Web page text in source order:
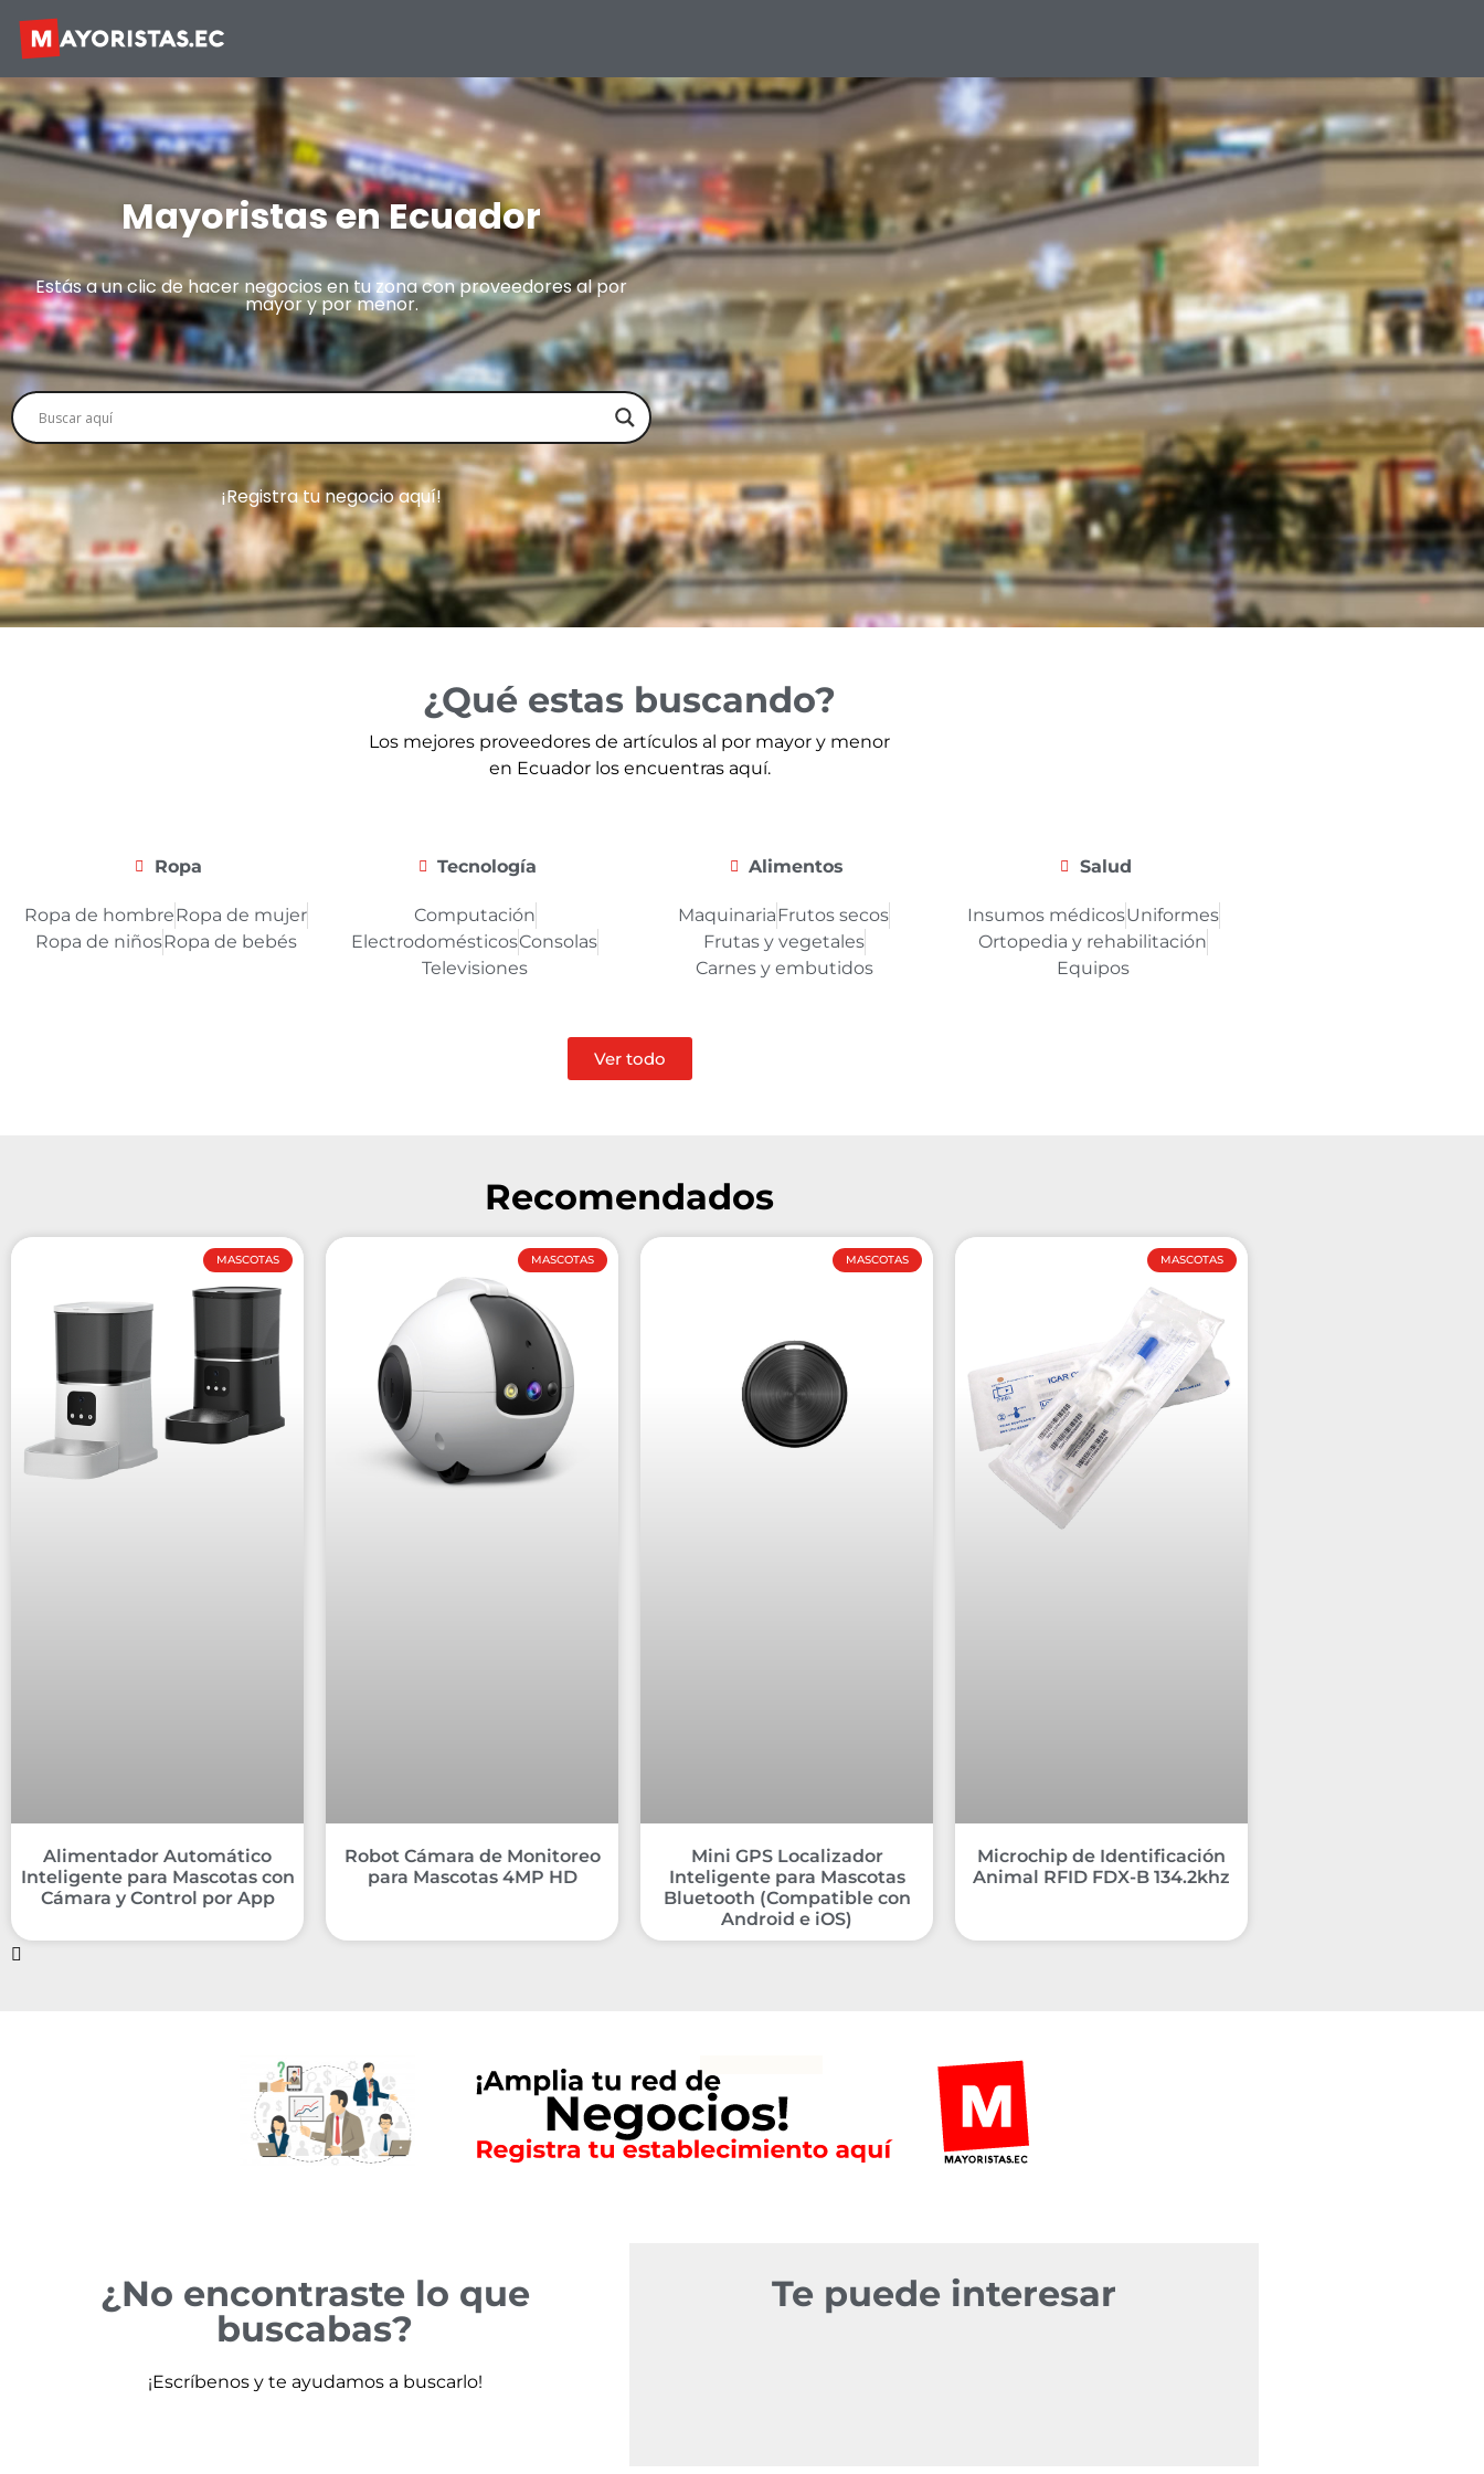
Mayoristas en Ecuador
Estás a un clic de hacer negocios en tu zona con proveedores al por
mayor y por menor.
¡Registra tu negocio aquí!
¿Qué estas buscando?
Los mejores proveedores de artículos al por mayor y menor
en Ecuador los encuentras aquí.
Ropa
Ropa de hombreRopa de mujer
Ropa de niñosRopa de bebés
Tecnología
Computación
ElectrodomésticosConsolas
Televisiones
Alimentos
MaquinariaFrutos secos
Frutas y vegetales
Carnes y embutidos
Salud
Insumos médicosUniformes
Ortopedia y rehabilitación
Equipos
Ver todo
Recomendados
MASCOTAS
Alimentador Automático
Inteligente para Mascotas con
Cámara y Control por App
MASCOTAS
Robot Cámara de Monitoreo
para Mascotas 4MP HD
MASCOTAS
Mini GPS Localizador
Inteligente para Mascotas
Bluetooth (Compatible con
Android e iOS)
MASCOTAS
Microchip de Identificación
Animal RFID FDX-B 134.2khz
¿No encontraste lo que
buscabas?
¡Escríbenos y te ayudamos a buscarlo!
Te puede interesar